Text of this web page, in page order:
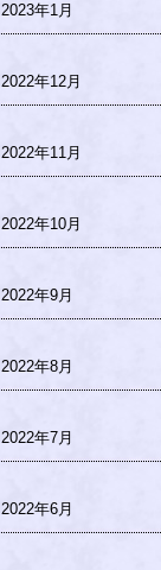
2023年1月
2022年12月
2022年11月
2022年10月
2022年9月
2022年8月
2022年7月
2022年6月